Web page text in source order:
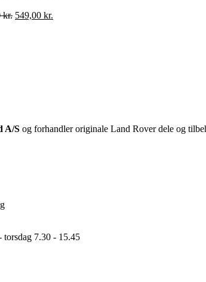
kr. Den
549,00 kr.
A/S og forhandler originale Land Rover dele og
torsdag 7.30 - 15.45